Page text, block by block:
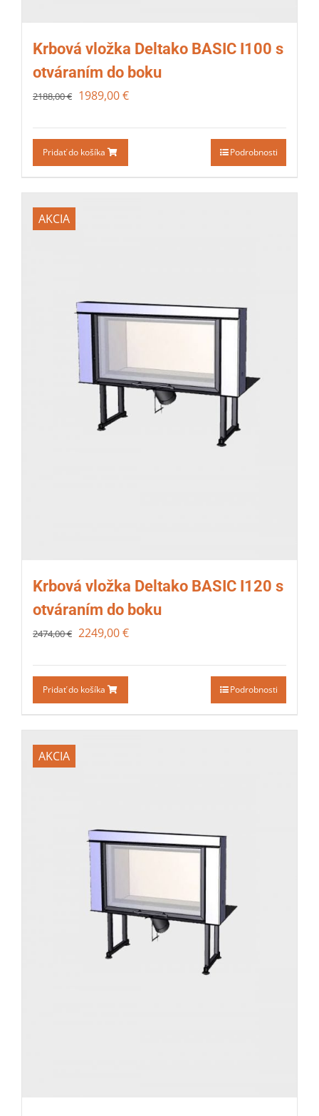
Krbová vložka Deltako BASIC I100 s
otváraním do boku
2188,00€ 1989,00€
Pridať do košíka Podrobnosti
AKCIA
Krbová vložka Deltako BASIC I120 s
otváraním do boku
2474,00€ 2249,00€
Pridať do košíka Podrobnosti
AKCIA